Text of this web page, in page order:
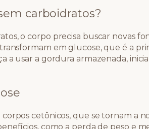
carboidratos?
o corpo precisa buscar novas
em glucose, que é a
a usar a gordura armazenada,
cetônicos, que se tornam a
como a perda de peso e